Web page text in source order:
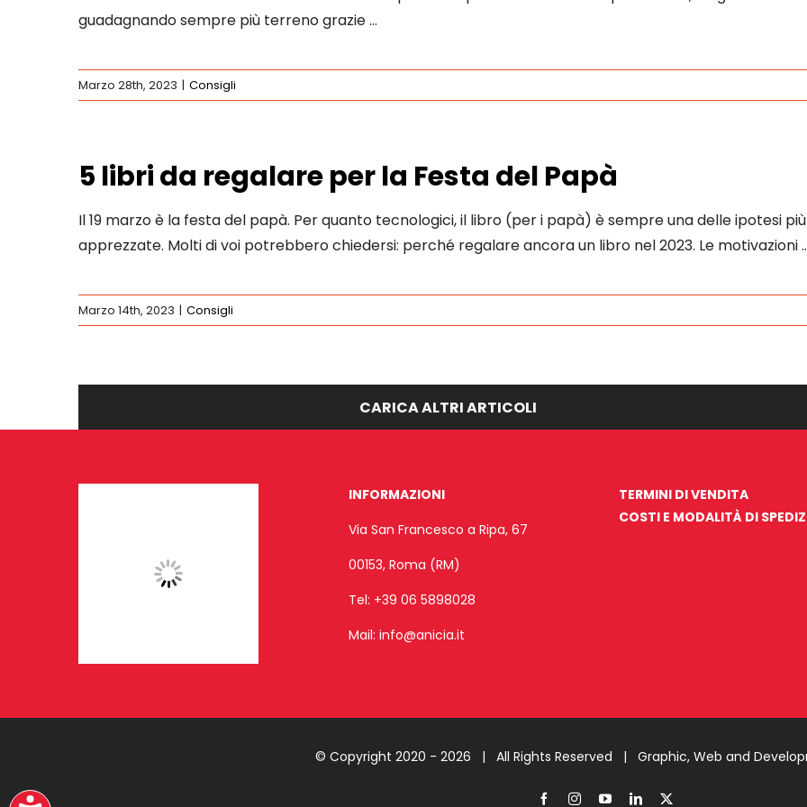
guadagnando sempre più terreno grazie …
Marzo 28th, 2023 | Consigli
5 libri da regalare per la Festa del Papà
Il 19 marzo è la festa del papà. Per quanto tecnologici, il libro (per i papà) è sempre una delle ipotesi più
apprezzate. Molti di voi potrebbero chiedersi: perché regalare ancora un libro nel 2023. Le motivazioni
Marzo 14th, 2023 | Consigli
CARICA ALTRI ARTICOLI
INFORMAZIONI
Via San Francesco a Ripa, 67
00153, Roma (RM)
Tel: +39 06 5898028
Mail: info@anicia.it
TERMINI DI VENDITA
COSTI E MODALITÀ DI
© Copyright 2020 - 2026 | All Rights Reserved | Graphic, Web and
FacebookInstagramYouTubeLinkedIn